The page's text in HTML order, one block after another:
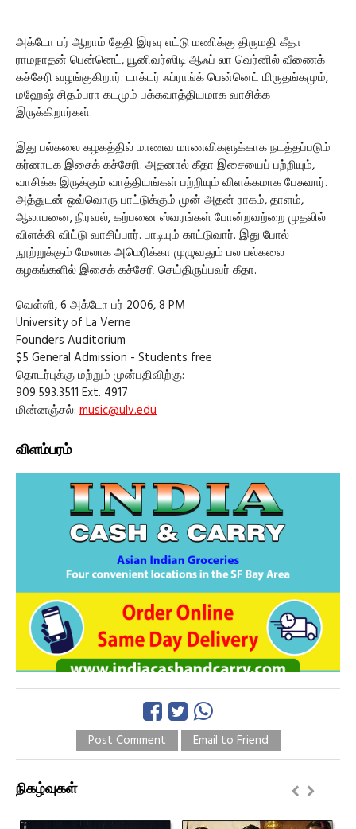
அக்டோ பர் ஆறாம் தேதி இரவு எட்டு மணிக்கு திருமதி கீதா
ராமநாதன் பென்னெட், யூனிவர்ஸிடி ஆஃப் லா வெர்னில் வீணைக்
கச்சேரி வழங்குகிறார். டாக்டர் ஃப்ராங்க் பென்னெட் மிருதங்கமும்,
மஹேஷ் சிதம்பரா கடமும் பக்கவாத்தியமாக வாசிக்க
இருக்கிறார்கள்.
இது பல்கலை கழகத்தில் மாணவ மாணவிகளுக்காக நடத்தப்படும்
கர்னாடக இசைக் கச்சேரி. அதனால் கீதா இசையைப் பற்றியும்,
வாசிக்க இருக்கும் வாத்தியங்கள் பற்றியும் விளக்கமாக பேசுவார்.
அத்துடன் ஒவ்வொரு பாட்டுக்கும் முன் அதன் ராகம், தாளம்,
ஆலாபனை, நிரவல், கற்பனை ஸ்வரங்கள் போன்றவற்றை முதலில்
விளக்கி விட்டு வாசிப்பார். பாடியும் காட்டுவார். இது போல்
நூற்றுக்கும் மேலாக அமெரிக்கா முழுவதும் பல பல்கலை
கழகங்களில் இசைக் கச்சேரி செய்திருப்பவர் கீதா.
வெள்ளி, 6 அக்டோ பர் 2006, 8 PM
University of La Verne
Founders Auditorium
$5 General Admission - Students free
தொடர்புக்கு மற்றும் முன்பதிவிற்கு:
909.593.3511 Ext. 4917
மின்னஞ்சல்: music@ulv.edu
விளம்பரம்
Post Comment Email to Friend
நிகழ்வுகள்